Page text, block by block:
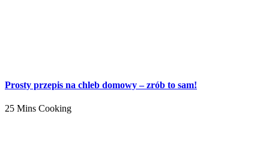
Prosty przepis na chleb domowy – zrób to sam!
25 Mins Cooking